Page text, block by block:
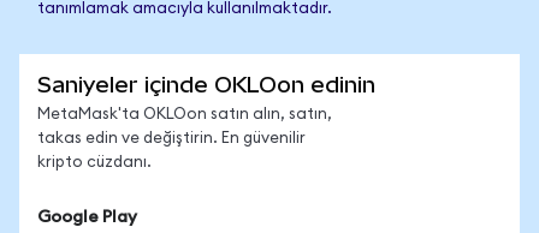
tanımlamak amacıyla kullanılmaktadır.
Saniyeler içinde OKLOon edinin
MetaMask'ta OKLOon satın alın, satın,
takas edin ve değiştirin. En güvenilir
kripto cüzdanı.
Google Play